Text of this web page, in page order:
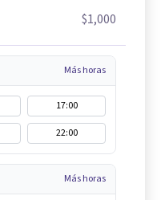
$1,000
Más horas
17:00
22:00
Más horas